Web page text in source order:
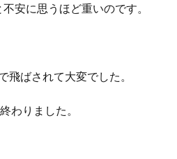
安に思うほど重いのです。
ばされて大変でした。
わりました。